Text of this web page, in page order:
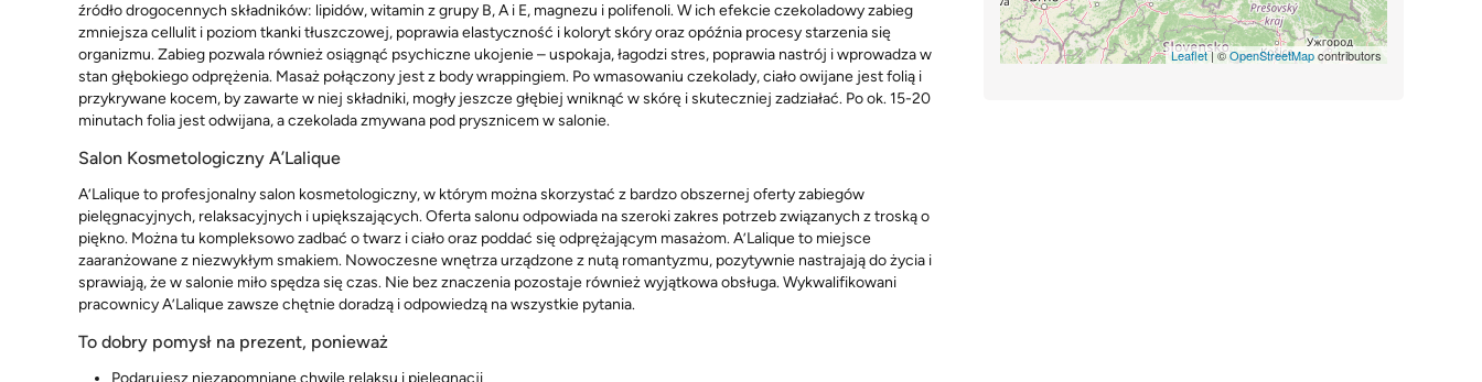
źródło drogocennych składników: lipidów, witamin z grupy B, A i E, magnezu i polifenoli. W ich efekcie czekoladowy zabieg
zmniejsza cellulit i poziom tkanki tłuszczowej, poprawia elastyczność i koloryt skóry oraz opóźnia procesy starzenia się
organizmu. Zabieg pozwala również osiągnąć psychiczne ukojenie – uspokaja, łagodzi stres, poprawia nastrój i wprowadza w
stan głębokiego odprężenia. Masaż połączony jest z body wrappingiem. Po wmasowaniu czekolady, ciało owijane jest folią i
przykrywane kocem, by zawarte w niej składniki, mogły jeszcze głębiej wniknąć w skórę i skuteczniej zadziałać. Po ok. 15-20
minutach folia jest odwijana, a czekolada zmywana pod prysznicem w salonie.
Salon Kosmetologiczny A’Lalique
A’Lalique to profesjonalny salon kosmetologiczny, w którym można skorzystać z bardzo obszernej oferty zabiegów
pielęgnacyjnych, relaksacyjnych i upiększających. Oferta salonu odpowiada na szeroki zakres potrzeb związanych z troską o
piękno. Można tu kompleksowo zadbać o twarz i ciało oraz poddać się odprężającym masażom. A’Lalique to miejsce
zaaranżowane z niezwykłym smakiem. Nowoczesne wnętrza urządzone z nutą romantyzmu, pozytywnie nastrajają do życia i
sprawiają, że w salonie miło spędza się czas. Nie bez znaczenia pozostaje również wyjątkowa obsługa. Wykwalifikowani
pracownicy A’Lalique zawsze chętnie doradzą i odpowiedzą na wszystkie pytania.
To dobry pomysł na prezent, ponieważ
Leaflet| ©OpenStreetMapcontributors